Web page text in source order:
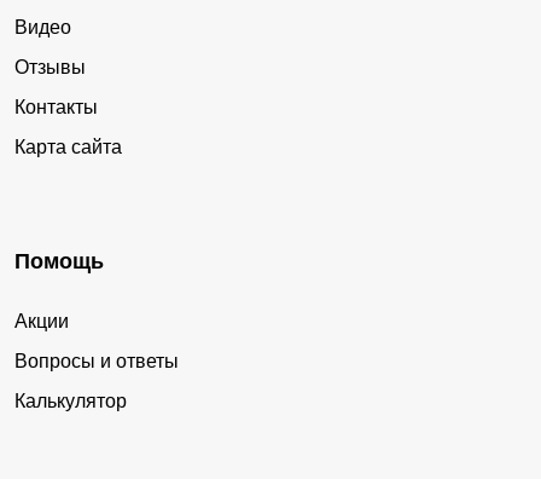
Видео
Отзывы
Контакты
Карта сайта
Помощь
Акции
Вопросы и ответы
Калькулятор